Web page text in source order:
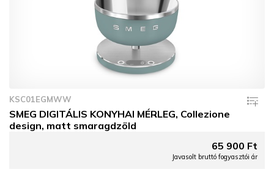
KSC01EGMWW
SMEG DIGITÁLIS KONYHAI MÉRLEG, Collezione
design, matt smaragdzöld
65 900 Ft
Javasolt bruttó fogyasztói ár